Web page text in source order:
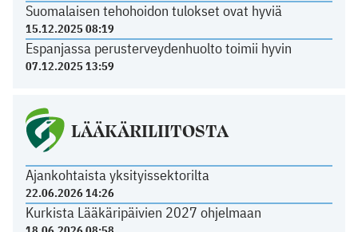
Suomalaisen tehohoidon tulokset ovat hyviä
15.12.2025 08:19
Espanjassa perusterveydenhuolto toimii hyvin
07.12.2025 13:59
LÄÄKÄRILIITOSTA
Ajankohtaista yksityissektorilta
22.06.2026 14:26
Kurkista Lääkäripäivien 2027 ohjelmaan